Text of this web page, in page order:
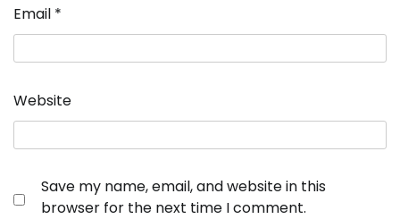
Email *
Website
Save my name, email, and website in this
browser for the next time I comment.